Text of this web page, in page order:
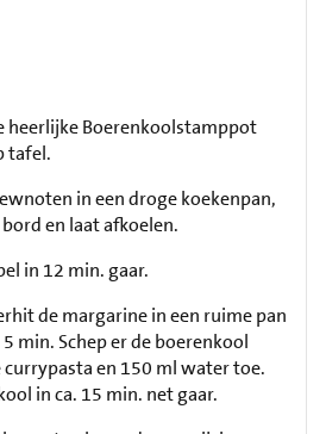
heerlijke Boerenkoolstamppot
tafel.
in een droge koekenpan,
en laat afkoelen.
in 12 min. gaar.
de margarine in een ruime pan
min. Schep er de boerenkool
currypasta en 150 ml water toe.
in ca. 15 min. net gaar.